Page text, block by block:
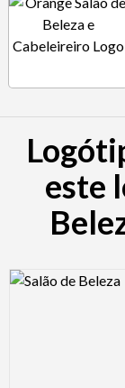
este
Logo Preview